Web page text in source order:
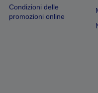
Condizioni delle
promozioni online